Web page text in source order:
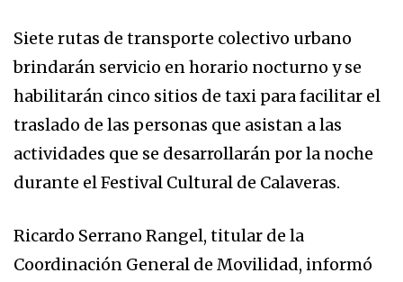
Siete rutas de transporte colectivo urbano
brindarán servicio en horario nocturno y se
habilitarán cinco sitios de taxi para facilitar el
traslado de las personas que asistan a las
actividades que se desarrollarán por la noche
durante el Festival Cultural de Calaveras.
Ricardo Serrano Rangel, titular de la
Coordinación General de Movilidad, informó